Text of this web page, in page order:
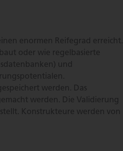
enormen Reifegrad erreicht.
oder wie regelbasierte
und
werden. Das
werden. Die Validierung
Konstrukteure werden von